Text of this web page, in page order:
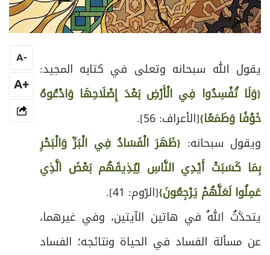
يقول الله سبحانه وتعلى في كتابه المجيد:
{وَلَا تُفْسِدُوا فِي الْأَرْضِ بَعْدَ إِصْلَاحِهَا وَادْعُوهُ
خَوْفًا وَطَمَعًا}[الأعراف: 56].
ويقول سبحانه: {ظَهَرَ الْفَسَادُ فِي الْبَرِّ وَالْبَحْرِ
بِمَا كَسَبَتْ أَيْدِي النَّاسِ لِيُذِيقَهُم بَعْضَ الَّذِي
عَمِلُوا لَعَلَّهُمْ يَرْجِعُونَ}[الرّوم: 41].
يتحدَّثُ اللهُ في هاتين الآيتين، وفي غيرهما،
عن مسألة الفساد في الحياة ونتائجه؛ الفساد
-
A
+A